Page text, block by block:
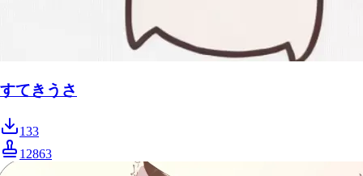
すてきうさ
133
12863